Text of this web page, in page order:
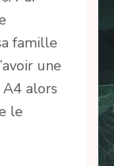
famille
une
alors
le